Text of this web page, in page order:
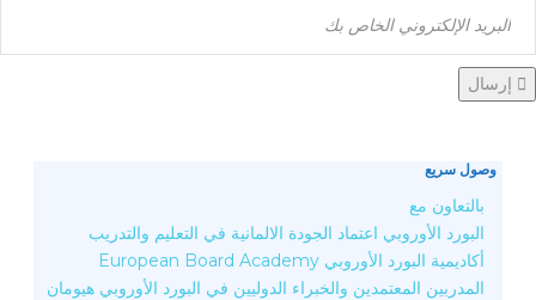
إرسال
وصول سريع
بالتعاون مع
البورد الأوروبي اعتماد الجودة الالمانية في التعليم والتدريب
أكاديمية البورد الأوروبي European Board Academy
المدربين المعتمدين والخبراء الدوليين في البورد الأوروبي هيومان